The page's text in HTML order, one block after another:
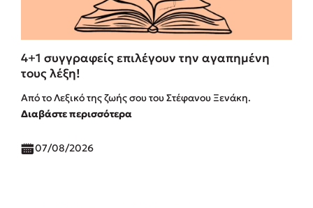
4+1 συγγραφείς επιλέγουν την αγαπημένη
τους λέξη!
Από το Λεξικό της ζωής σου του Στέφανου Ξενάκη.
Διαβάστε περισσότερα
07/08/2026